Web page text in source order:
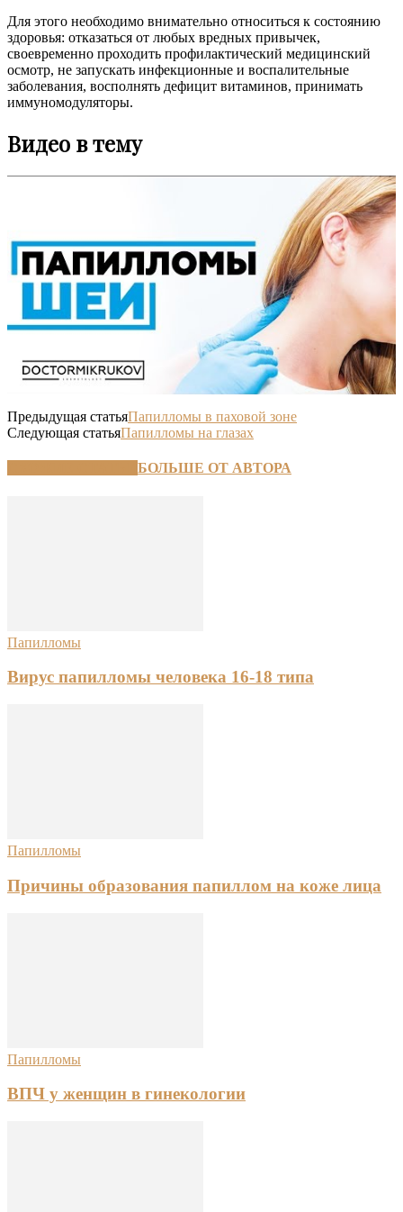
Для этого необходимо внимательно относиться к состоянию
здоровья: отказаться от любых вредных привычек,
своевременно проходить профилактический медицинский
осмотр, не запускать инфекционные и воспалительные
заболевания, восполнять дефицит витаминов, принимать
иммуномодуляторы.
Видео в тему
Предыдущая статьяПапилломы в паховой зоне
Следующая статьяПапилломы на глазах
БОЛЬШЕ ОТ АВТОРА
Папилломы
Вирус папилломы человека 16-18 типа
Папилломы
Причины образования папиллом на коже лица
Папилломы
ВПЧ у женщин в гинекологии